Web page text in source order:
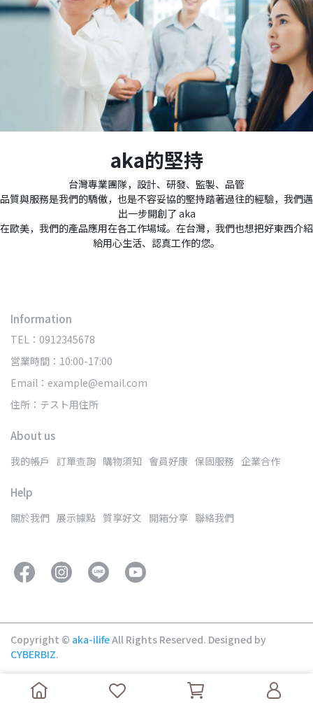
aka的堅持
台灣專業團隊，設計、研發、監製、品管
品質與服務是我們的驕傲，也是不容妥協的堅持踏著過往的經驗，我們邁
出一步開創了 aka
在歐美，我們的產品應用在各工作場域。在台灣，我們也想把好東西介紹
給用心生活、認真工作的您。
Information
TEL：0912345678
営業時間：10:00-17:00
Email：example@email.com
住所：テスト用住所
About us
我的帳戶 訂單查詢 購物須知 會員好康 保固服務 企業合作
Help
關於我們 展示據點 質享好文 開箱分享 聯絡我們
Copyright © aka-ilifeAll Rights Reserved. Designed by
CYBERBIZ.